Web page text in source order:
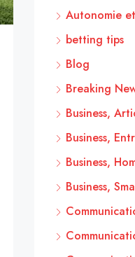
Autonomie
betting tips
Blog
Breaking
Business,
Business,
Business,
Business,